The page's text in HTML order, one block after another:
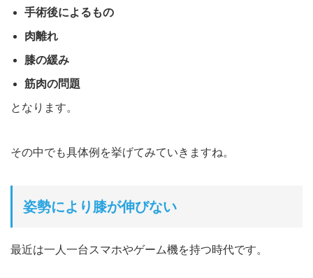
手術後によるもの
肉離れ
膝の緩み
筋肉の問題
となります。
その中でも具体例を挙げてみていきますね。
姿勢により膝が伸びない
最近は一人一台スマホやゲーム機を持つ時代です。